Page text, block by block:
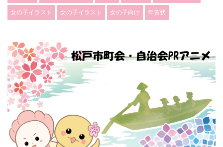
女の子イラスト 女の子イラスト 女の子向け 年賀状